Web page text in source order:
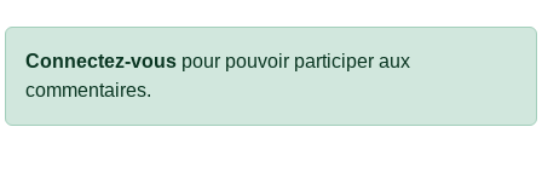
Connectez-vous pour pouvoir participer aux
commentaires.